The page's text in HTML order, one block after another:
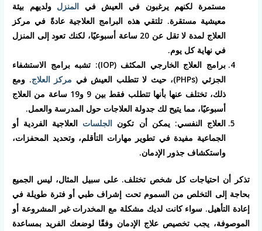
مستمرة لكنهم يرغبون في العيش في المنزل ولديهم بيئة
معيشية مستقرة. تلتقي هذه البرامج العلاجية عادةً في مركز
العلاج لمدة لا تقل عن 20 ساعة أسبوعيًا، لكنك تعود إلى المنزل
في نهاية كل يوم.
برامج العلاج الخارجي المكثف (IOP): تشبه برامج الاستشفاء
الجزئي (PHPs)، حيث لا تتطلب العيش في
مركز العلاج. ومع
ذلك، تختلف عنها بأنها تتطلب فقط بين 9 و19 ساعة من العلاج
أسبوعيًا، مما يتيح لك جدولة العلاجات حول المدرسة والعمل.
العلاج النفسي: يمكن أن تكون الجلسات العلاجية الفردية أو
الجماعية مفيدة في تطوير مهارات التأقلم، وتحديد المحفزات،
واستكشاف جذور الإدمان.
تذكر أن احتياجات كل شخص تختلف. على سبيل المثال، ليس الجميع
بحاجة إلى التخلص من السموم تحت إشراف طبي أو فترة طويلة في
إعادة التأهيل. سواء كانت لديك مشكلة مع المخدرات غير المشروعة أو
الموصوفة، يجب تخصيص علاج الإدمان وفقًا لوضعك الفريد بمساعدة